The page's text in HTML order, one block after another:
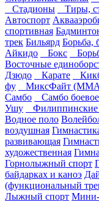
Стадионы
Тиры,
Автоспорт
спортивная
трек Бильярд Борьба,
Айкидо
Бокс
Восточные
Дзюдо
Карате
фу
МиксФайт
Самбо
Самбо боевое
Ушу
Филиппинские
Водное поло
воздушная
развивающая
художественная
Горнолыжный спорт
байдарках и каноэ
(функциональный
Лыжный спорт Мини-